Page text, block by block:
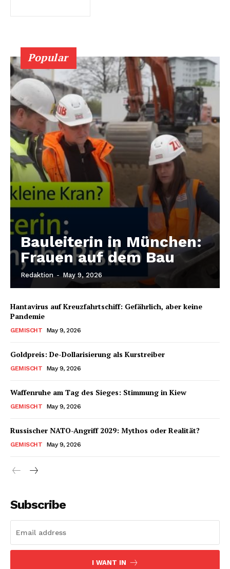
Popular
Bauleiterin in München:
Frauen auf dem Bau
Redaktion - May 9, 2026
Hantavirus auf Kreuzfahrtschiff: Gefährlich, aber keine
Pandemie
GEMISCHT May 9, 2026
Goldpreis: De-Dollarisierung als Kurstreiber
GEMISCHT May 9, 2026
Waffenruhe am Tag des Sieges: Stimmung in Kiew
GEMISCHT May 9, 2026
Russischer NATO-Angriff 2029: Mythos oder Realität?
GEMISCHT May 9, 2026
Subscribe
I WANT IN